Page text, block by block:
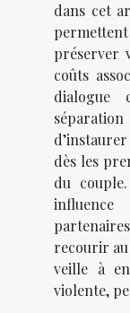
dans cet
préserver
coûts
dialogue
dès les
du
recourir
veille à
violente,